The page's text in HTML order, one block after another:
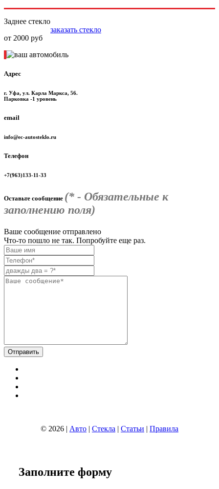
Заднее стекло
от 2000 руб
заказать стекло
Адрес
г. Уфа, ул. Карла Маркса, 56.
Парковка -1 уровень
email
info@ec-autosteklo.ru
Телефон
+7(963)133-11-33
Оставьте сообщение (* - Обязательные к
заполнению поля)
Ваше сообщение отправлено
Что-то пошло не так. Попробуйте еще раз.
© 2026 | Авто | Стекла | Статьи | Правила
Заполните форму